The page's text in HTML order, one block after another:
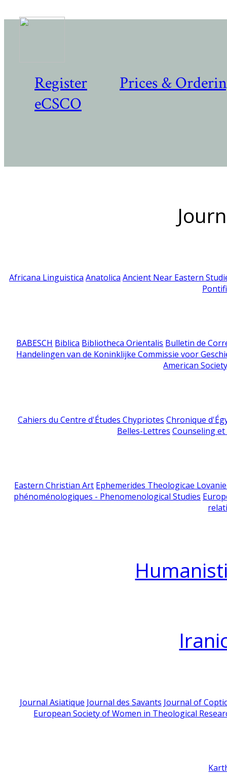
Register
Prices &
eCSCO
Africana Linguistica Anatolica Ancient Near Eastern
BABESCH Biblica Bibliotheca Orientalis Bulletin de
Handelingen van de Koninklijke Commissie voor
American
Cahiers du Centre d'Études Chypriotes Chronique
Belles-Lettres Counseling
Eastern Christian Art Ephemerides Theologicae
phénoménologiques - Phenomenological Studies
Journal Asiatique Journal des Savants Journal of
European Society of Women in Theological